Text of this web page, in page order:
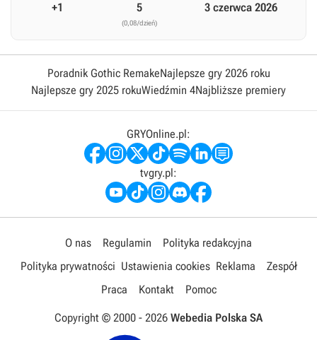
+1 5
(0,08/dzień)
3 czerwca 2026
Poradnik Gothic RemakeNajlepsze gry 2026 roku
Najlepsze gry 2025 rokuWiedźmin 4Najbliższe premiery
GRYOnline.pl:
tvgry.pl:
O nas Regulamin
Polityka redakcyjna
Polityka prywatności Ustawienia cookies Reklama
Zespół
Praca
Kontakt Pomoc
Copyright © 2000 - 2026 Webedia Polska SA